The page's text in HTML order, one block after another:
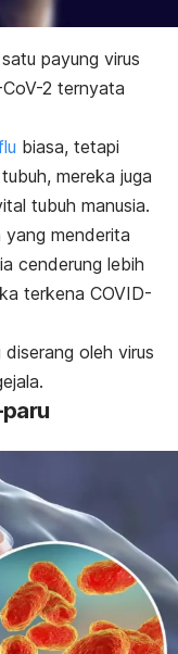
payung virus
2 ternyata
biasa, tetapi
mereka juga
tubuh manusia.
menderita
cenderung lebih
terkena COVID-
oleh virus
paru